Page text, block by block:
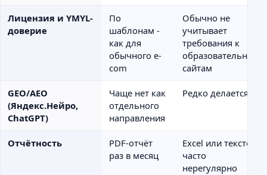
Лицензия и YMYL-
доверие
По
шаблонам -
как для
обычного e-
com
Обычно не
учитывает
требования к
образовательным
сайтам
GEO/AEO
(Яндекс.Нейро,
ChatGPT)
Чаще нет как
отдельного
направления
Редко делается
Отчётность
PDF-отчёт
раз в месяц
Excel или текстом,
часто
нерегулярно